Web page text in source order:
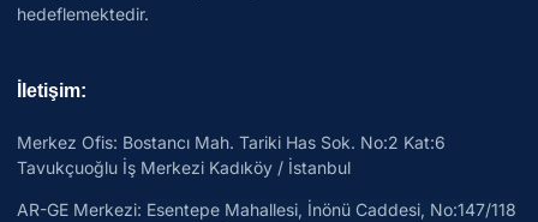
hedeflemektedir.
İletişim:
Merkez Ofis: Bostancı Mah. Tariki Has Sok. No:2 Kat:6
Tavukçuoğlu İş Merkezi Kadıköy / İstanbul
AR-GE Merkezi: Esentepe Mahallesi, İnönü Caddesi, No:147/118